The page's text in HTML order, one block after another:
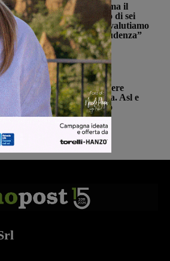
Nascita, no alla deroga ma il
apre al monitoraggio di sei
Vadi: “Una risposta che valutiamo
anche se con prudenza”
Campani - 6 Agosto 2026
nascita: il CPNN dà parere
alla richiesta di deroga. Asl e
esprimono disappunto
Campani 6 Agosto 2026